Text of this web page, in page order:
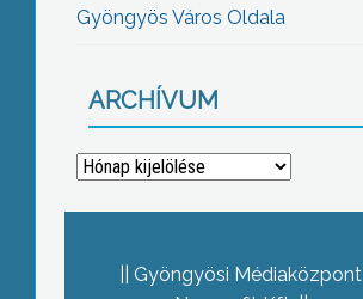
Gyöngyös Város Oldala
ARCHÍVUM
Archívum
Gyöngyösi Médiaközpont